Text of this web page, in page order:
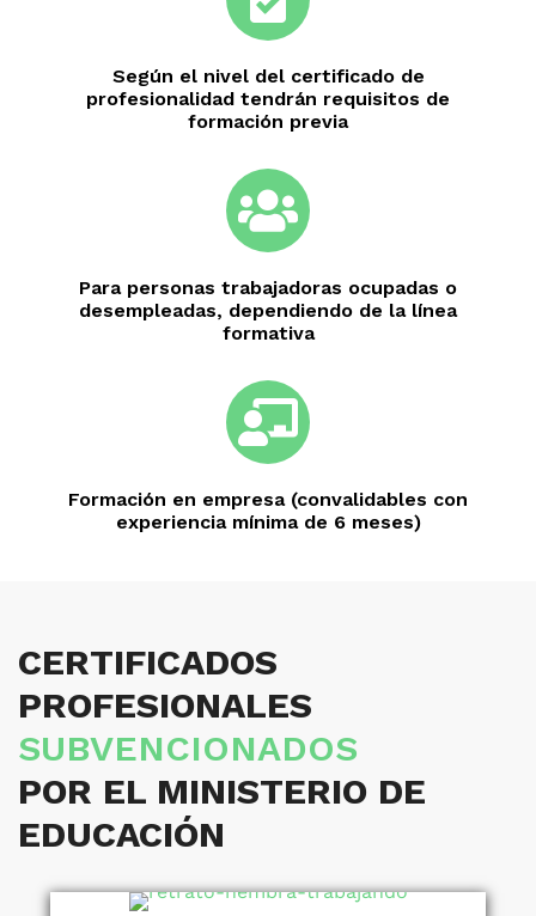
Según el nivel del certificado de
profesionalidad tendrán requisitos de
formación previa
Para personas trabajadoras ocupadas o
desempleadas, dependiendo de la línea
formativa
Formación en empresa (convalidables con
experiencia mínima de 6 meses)
CERTIFICADOS
PROFESIONALES
SUBVENCIONADOS
POR EL MINISTERIO DE
EDUCACIÓN